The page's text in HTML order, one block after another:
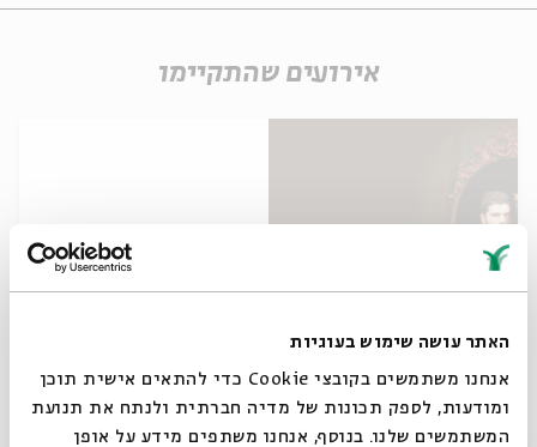
האתר עושה שימוש בעוגיות
אנחנו משתמשים בקובצי Cookie כדי להתאים אישית תוכן
ומודעות, לספק תכונות של מדיה חברתית ולנתח את תנועת
המשתמשים שלנו. בנוסף, אנחנו משתפים מידע על אופן
אירועים שהתקיימו
דוד